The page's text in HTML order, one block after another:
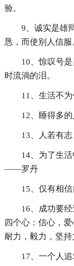
验。
9、诚实是雄
恳，而使别人信
10、惊叹号
时流淌的泪。
11、生活不
12、睡得多
13、人若有志
14、为了生
——罗丹
15、仅有相
16、成功要
四个心：信心，
耐力，毅力，坚
17、一个人